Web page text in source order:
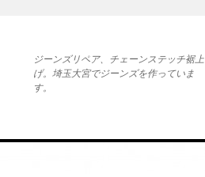
ジーンズリペア、チェーンステッチ裾上
げ。埼玉大宮でジーンズを作っていま
す。